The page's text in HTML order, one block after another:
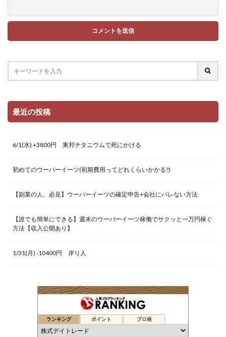
最近の投稿
6/1(水) +3800円 東邦チタニウムで死にかける
初めてのウーバーイーツ(初期費用ってどれくらいかかる?)
【副業の人、必見】ウーバーイーツの確定申告+会社にバレない方法
【誰でも簡単にできる】週末のウーバーイーツ稼働でサクッと一万円稼ぐ
方法【収入公開あり】
1/31(月) -10400円 岸り人
ランキング ポイント ブロ画